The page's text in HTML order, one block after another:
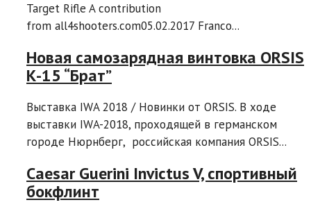
Target Rifle A contribution
from all4shooters.com05.02.2017 Franco...
Новая самозарядная винтовка ORSIS
К-15 “Брат”
Выставка IWA 2018 / Новинки от ORSIS. В ходе
выставки IWA-2018, проходящей в германском
городе Нюрнберг, российская компания ORSIS...
Caesar Guerini Invictus V, спортивный
бокфлинт